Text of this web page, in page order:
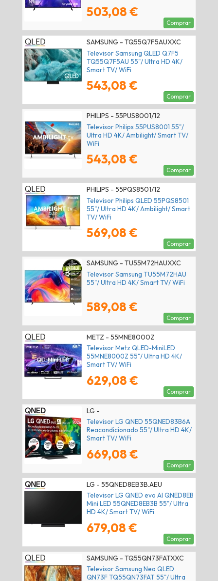
503,08 €
Comprar
SAMSUNG - TQ55Q7F5AUXXC
Televisor Samsung QLED Q7F5
TQ55Q7F5AU 55"/ Ultra HD 4K/
Smart TV/ WiFi
543,08 €
Comprar
PHILIPS - 55PUS8001/12
Televisor Philips 55PUS8001 55"/
Ultra HD 4K/ Ambilight/ Smart TV/
WiFi
543,08 €
Comprar
PHILIPS - 55PQS8501/12
Televisor Philips QLED 55PQS8501
55"/ Ultra HD 4K/ Ambilight/ Smart
TV/ WiFi
569,08 €
Comprar
SAMSUNG - TU55M72HAUXXC
Televisor Samsung TU55M72HAU
55"/ Ultra HD 4K/ Smart TV/ WiFi
589,08 €
Comprar
METZ - 55MNE8000Z
Televisor Metz QLED-MiniLED
55MNE8000Z 55"/ Ultra HD 4K/
Smart TV/ WiFi
629,08 €
Comprar
LG -
Televisor LG QNED 55QNED83B6A
Reacondicionado 55"/ Ultra HD 4K/
Smart TV/ WiFi
669,08 €
Comprar
LG - 55QNED8EB3B.AEU
Televisor LG QNED evo AI QNED8EB
Mini LED 55QNED8EB3B 55"/ Ultra
HD 4K/ Smart TV/ WiFi
679,08 €
Comprar
SAMSUNG - TQ55QN73FATXXC
Televisor Samsung Neo QLED
QN73F TQ55QN73FAT 55"/ Ultra